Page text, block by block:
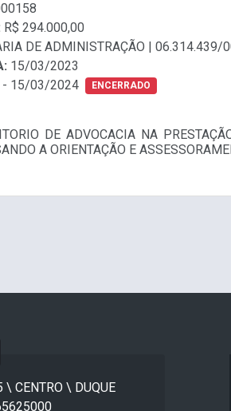
R$ 294.000,00
DE ADMINISTRAÇÃO | 06.314.439/
15/03/2023
15/03/2024 ENCERRADO
DE ADVOCACIA NA
A ORIENTAÇÃO E
\ CENTRO \ DUQUE